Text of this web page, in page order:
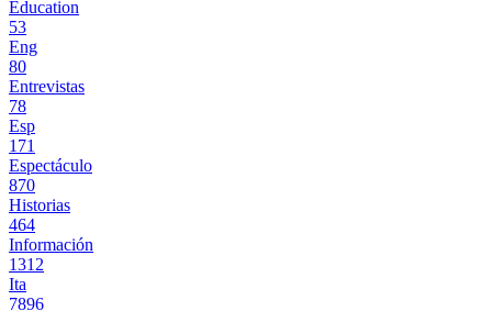
Education
53
Eng
80
Entrevistas
78
Esp
171
Espectáculo
870
Historias
464
Información
1312
Ita
7896